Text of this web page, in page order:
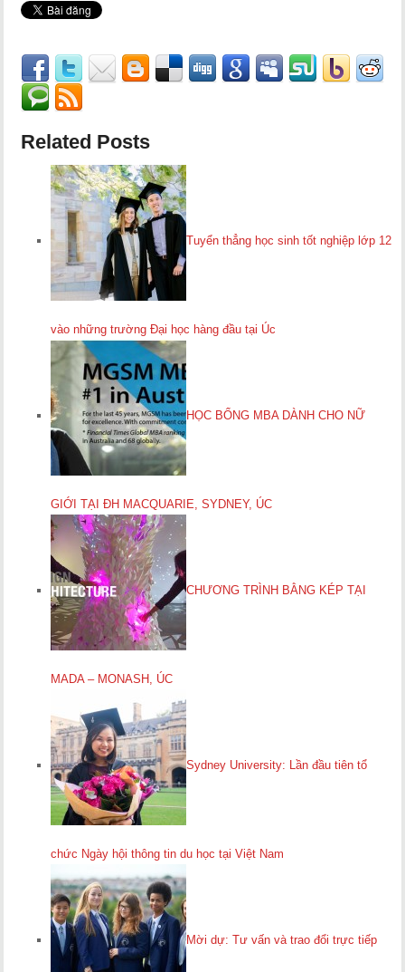
Related Posts
Tuyển thẳng học sinh tốt nghiệp lớp 12
vào những trường Đại học hàng đầu tại Úc
HỌC BỔNG MBA DÀNH CHO NỮ
GIỚI TẠI ĐH MACQUARIE, SYDNEY, ÚC
CHƯƠNG TRÌNH BẰNG KÉP TẠI
MADA – MONASH, ÚC
Sydney University: Lần đầu tiên tổ
chức Ngày hội thông tin du học tại Việt Nam
Mời dự: Tư vấn và trao đổi trực tiếp